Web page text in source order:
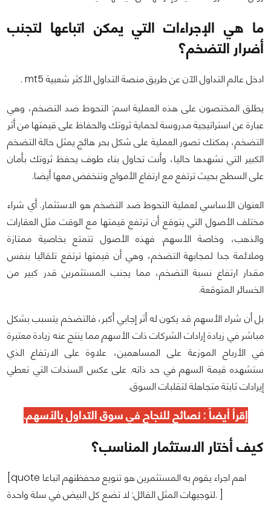
ما هي الإجراءات التي يمكن اتباعها لتجنب
أضرار التضخم؟
ادخل عالم التداول الآن عن طريق منصة التداول الأكثر شعبية mt5
.
يطلق المختصون على هذه العملية اسم: التحوط ضد التضخم، وهي
عبارة عن استراتيجية مدروسة لحماية ثروتك والحفاظ على قيمتها من أثر
التضخم، يمكنك تصور العملية على شكل بحر هائج يمثل حالة التضخم
الكبير التي نشهدها حاليا، وأنت تحاول بناء طوف يحفظ ثروتك بأمان
على السطح بحيث ترتفع مع ارتفاع الأمواج وتنخفض معها أيضا.
العنوان الأساسي لعملية التحوط ضد التضخم هو الاستثمار. أي شراء
مختلف الأصول التي يتوقع أن ترتفع قيمتها مع الوقت مثل العقارات
والذهب، وخاصة الأسهم. فهذه الأصول تتمتع بخاصية ممتازة
وملائمة جدا لمجابهة التضخم، وهي أن قيمتها ترتفع تلقائيا بنفس
مقدار ارتفاع نسبة التضخم، مما يجنب المستثمرين قدر كبير من
الخسائر المتوقعة.
بل أن شراء الأسهم قد يكون له أثر إجابي أكبر، فالتضخم يتسبب بشكل
مباشر في زيادة إرادات الشركات ذات الأسهم مما ينتج عنه زيادة معتبرة
في الأرباح الموزعة على المساهمين، علاوة على الارتفاع الذي
ستشهده قيمة السهم في حد ذاته. على عكس السندات التي تعطي
إيرادات ثابتة متجاهلة لتقلبات السوق.
إقرأ أيضاً : نصائح للنجاح في سوق التداول بالأسهم.
كيف أختار الاستثمار المناسب؟
[quote اهم اجراء يقوم به المستثمرين هو تنويع محفظتهم اتباعا
لتوجيهات المثل القائل: لا تضع كل البيض في سلة واحدة. ]